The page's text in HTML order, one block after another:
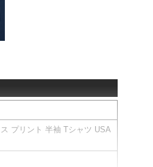
プリント 半袖 Tシャツ USA